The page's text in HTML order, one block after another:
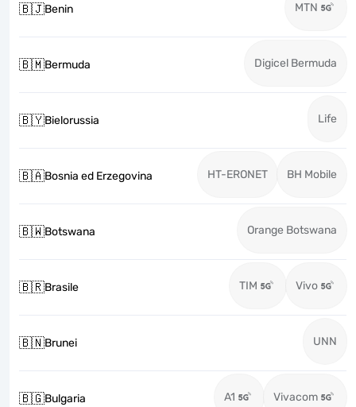
🇧🇯Benin MTN
🇧🇲Bermuda Digicel Bermuda
🇧🇾Bielorussia Life
🇧🇦Bosnia ed Erzegovina HT-ERONET BH Mobile
🇧🇼Botswana Orange Botswana
🇧🇷Brasile TIM Vivo
🇧🇳Brunei UNN
🇧🇬Bulgaria A1 Vivacom